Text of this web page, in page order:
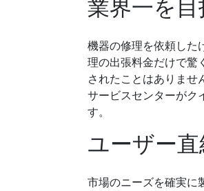
業界一を
機器の修理を依頼した
理の出張料金だけで驚
されたことはありませ
サービスセンターがク
す。
ユーザー
市場のニーズを確実に